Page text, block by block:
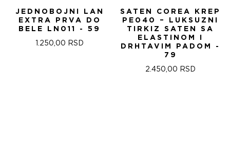
JEDNOBOJNI LAN
EXTRA PRVA DO
BELE LN011 - 59
1.250,00 RSD
SATEN COREA KREP
PE040 – LUKSUZNI
TIRKIZ SATEN SA
ELASTINOM I
DRHTAVIM PADOM -
79
2.450,00 RSD